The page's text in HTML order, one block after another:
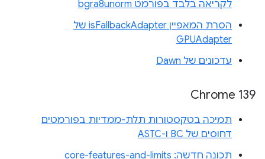
לקריאה בלבד בפורמט bgra8unorm
הסרת המאפיין isFallbackAdapter של
GPUAdapter
עדכונים של Dawn
Chrome 139
תמיכה בטקסטורות תלת-ממדיות בפורמטים
דחוסים של BC ו-ASTC
תכונה חדשה: core-features-and-limits